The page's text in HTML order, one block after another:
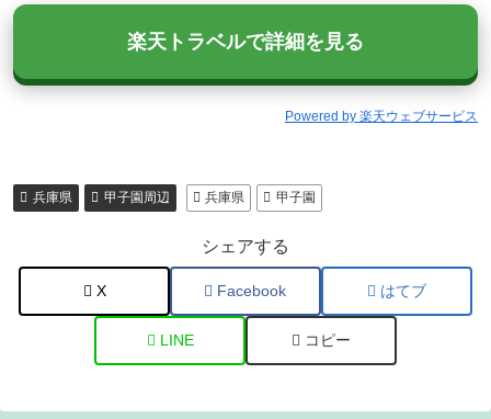
楽天トラベルで詳細を見る
Powered by 楽天ウェブサービス
兵庫県 甲子園周辺 兵庫県 甲子園
シェアする
X Facebook はてブ
LINE コピー